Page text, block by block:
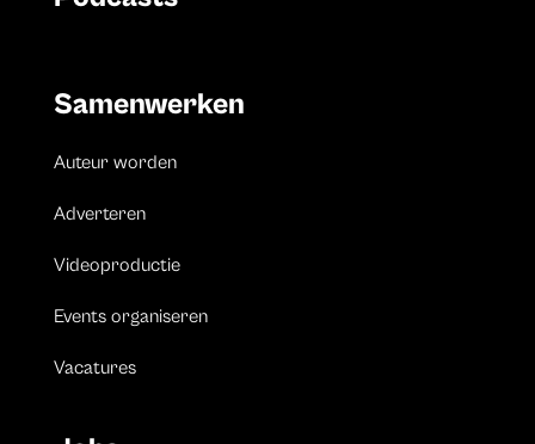
Samenwerken
Auteur worden
Adverteren
Videoproductie
Events organiseren
Vacatures